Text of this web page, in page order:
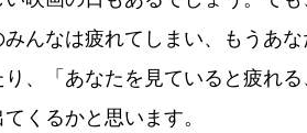
んなは疲れてしまい、もうあ
り、「あなたを見ていると疲れ
くるかと思います。